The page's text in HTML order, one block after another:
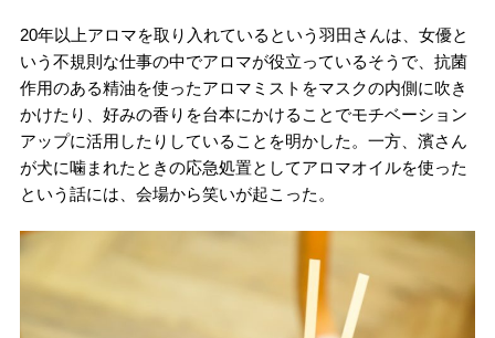
20年以上アロマを取り入れているという羽田さんは、女優と
いう不規則な仕事の中でアロマが役立っているそうで、抗菌
作用のある精油を使ったアロマミストをマスクの内側に吹き
かけたり、好みの香りを台本にかけることでモチベーション
アップに活用したりしていることを明かした。一方、濱さん
が犬に噛まれたときの応急処置としてアロマオイルを使った
という話には、会場から笑いが起こった。